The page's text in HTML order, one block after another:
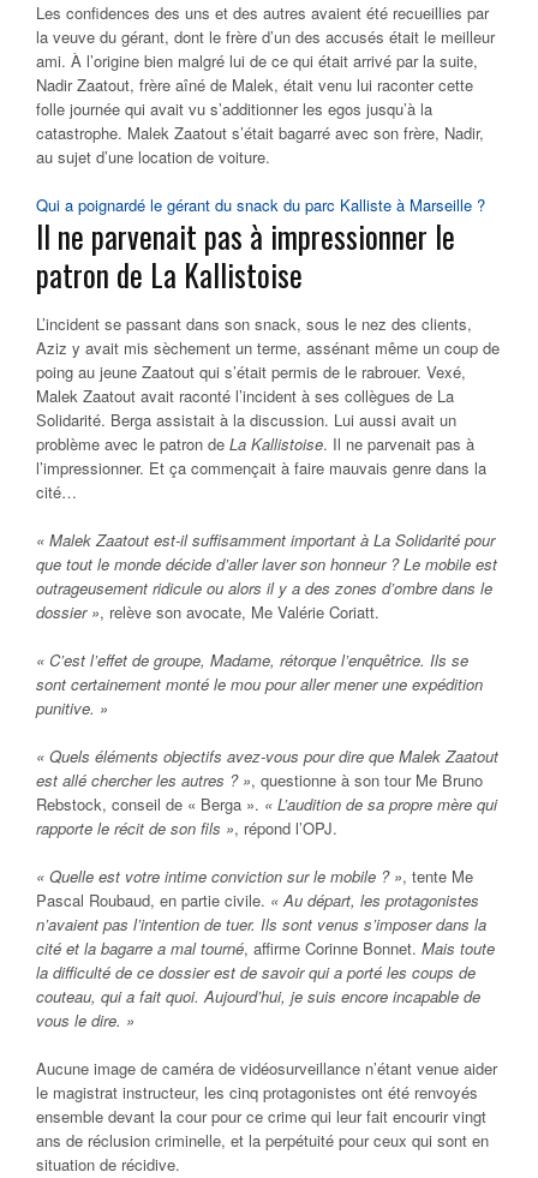
Les confidences des uns et des autres avaient été recueillies par
la veuve du gérant, dont le frère d’un des accusés était le meilleur
ami. À l’origine bien malgré lui de ce qui était arrivé par la suite,
Nadir Zaatout, frère aîné de Malek, était venu lui raconter cette
folle journée qui avait vu s’additionner les egos jusqu’à la
catastrophe. Malek Zaatout s’était bagarré avec son frère, Nadir,
au sujet d’une location de voiture.
Qui a poignardé le gérant du snack du parc Kalliste à Marseille ?
Il ne parvenait pas à impressionner le
patron de La Kallistoise
L’incident se passant dans son snack, sous le nez des clients,
Aziz y avait mis sèchement un terme, assénant même un coup de
poing au jeune Zaatout qui s’était permis de le rabrouer. Vexé,
Malek Zaatout avait raconté l’incident à ses collègues de La
Solidarité. Berga assistait à la discussion. Lui aussi avait un
problème avec le patron de La Kallistoise. Il ne parvenait pas à
l’impressionner. Et ça commençait à faire mauvais genre dans la
cité…
« Malek Zaatout est-il suffisamment important à La Solidarité pour
que tout le monde décide d’aller laver son honneur ? Le mobile est
outrageusement ridicule ou alors il y a des zones d’ombre dans le
dossier », relève son avocate, Me Valérie Coriatt.
« C’est l’effet de groupe, Madame, rétorque l’enquêtrice. Ils se
sont certainement monté le mou pour aller mener une expédition
punitive. »
« Quels éléments objectifs avez-vous pour dire que Malek Zaatout
est allé chercher les autres ? », questionne à son tour Me Bruno
Rebstock, conseil de « Berga ». « L’audition de sa propre mère qui
rapporte le récit de son fils », répond l’OPJ.
« Quelle est votre intime conviction sur le mobile ? », tente Me
Pascal Roubaud, en partie civile. « Au départ, les protagonistes
n’avaient pas l’intention de tuer. Ils sont venus s’imposer dans la
cité et la bagarre a mal tourné, affirme Corinne Bonnet. Mais toute
la difficulté de ce dossier est de savoir qui a porté les coups de
couteau, qui a fait quoi. Aujourd’hui, je suis encore incapable de
vous le dire. »
Aucune image de caméra de vidéosurveillance n’étant venue aider
le magistrat instructeur, les cinq protagonistes ont été renvoyés
ensemble devant la cour pour ce crime qui leur fait encourir vingt
ans de réclusion criminelle, et la perpétuité pour ceux qui sont en
situation de récidive.